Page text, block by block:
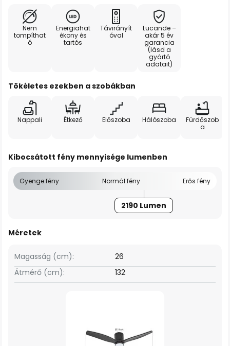
Nem
tompíthat
ó
Energiahat
ékony és
tartós
Távirányít
óval
Lucande –
akár 5 év
garancia
(lásd a
gyártó
adatait)
Tökéletes ezekben a szobákban
Nappali Étkező Előszoba Hálószoba
Fürdőszob
a
Kibocsátott fény mennyisége lumenben
Gyenge fény Normál fény Erős fény
2190 Lumen
Méretek
Magasság (cm):
26
Átmérő (cm):
132